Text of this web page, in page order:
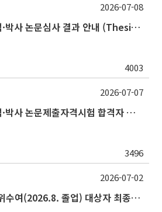
2026학년도 1학기 석·박사 논문심사 결과 안내 (Thesis Defense Result)
4003
2026-07-08
2026학년도 2학기 석·박사 논문제출자격시험 합격자 공고(TSQ Exam Result)
3496
2026-07-07
2025학년도 후기 학위수여(2026.8. 졸업) 대상자 최종인준 논문 제출 안내
2026-07-02